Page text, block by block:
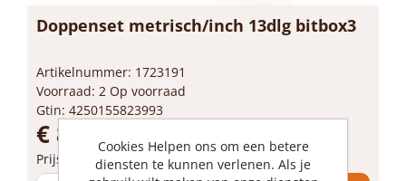
Doppenset metrisch/inch 13dlg bitbox3
Artikelnummer: 1723191
Voorraad: 2 Op voorraad
Gtin: 4250155823993
€ 87,56 incl. BTW
Prijs per 1 stuk
Cookies Helpen ons om een betere
diensten te kunnen verlenen. Als je